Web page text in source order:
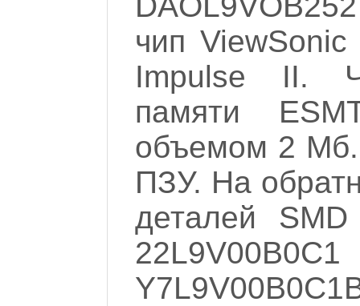
чип
Impulse II.
памяти
объемом 2 Мб.
ПЗУ. На
деталей